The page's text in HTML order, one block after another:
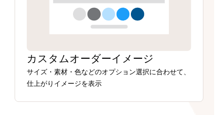
カスタムオーダーイメージ
サイズ・素材・色などのオプション選択に合わせて、
仕上がりイメージを表示